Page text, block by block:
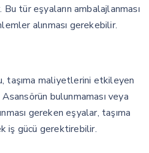
tür eşyaların ambalajlanması
alınması gerekebilir.
taşıma maliyetlerini etkileyen
bulunmaması veya
gereken eşyalar, taşıma
iş gücü gerektirebilir.